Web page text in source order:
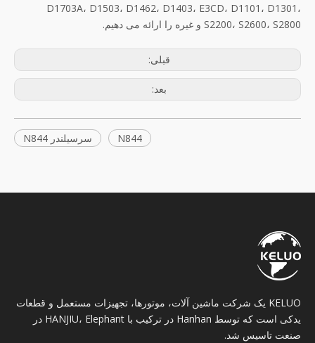
D1703A، D1503، D1462، D1403، E3CD، D1101، D1301،
S2200، S2600، S2800 و غیره را ارائه می دهیم.
قبلی:
بعد:
سرسیلندر N844 N844
KELUO یک شرکت ماشین آلات، موتورها، تجهیزات مستعمل و قطعات
یدکی است که توسط Hanhan در ترکیب با HANJIU، Elephant در
صنعت تاسیس شد.